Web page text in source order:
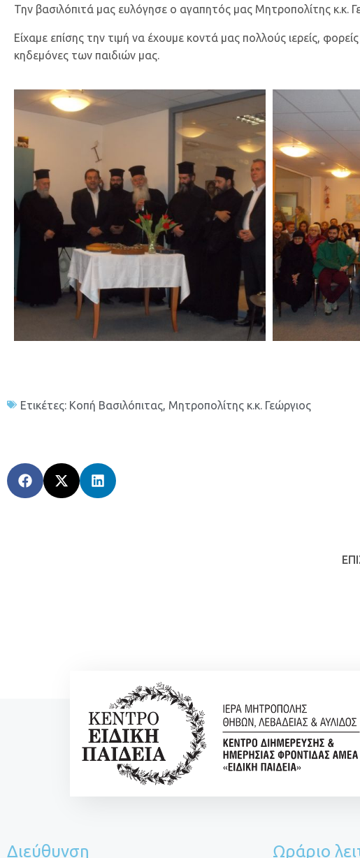
Την βασιλόπιτά μας ευλόγησε ο αγαπητός μας Μητροπολίτης κ.κ.
Είχαμε επίσης την τιμή να έχουμε κοντά μας πολλούς ιερείς,
κηδεμόνες των παιδιών μας.
Ετικέτες: Κοπή Βασιλόπιτας, Μητροπολίτης κ.κ. Γεώργιος
Διεύθυνση Ωράριο